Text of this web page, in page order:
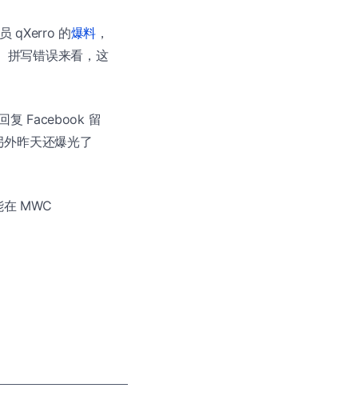
qXerro 的爆料 ，
拼写错误来看，这
复 Facebook 留
昨天还爆光了
在 MWC